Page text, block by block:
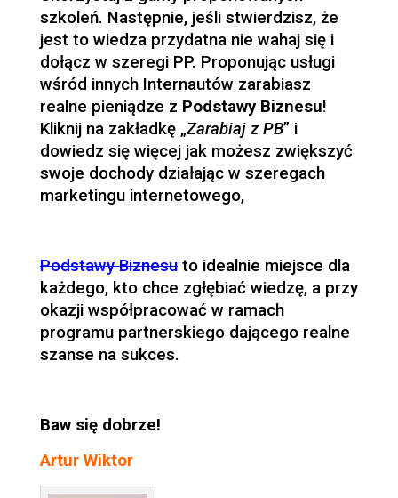
szkoleń. Następnie, jeśli stwierdzisz, że
jest to wiedza przydatna nie wahaj się i
dołącz w szeregi PP. Proponując usługi
wśród innych Internautów zarabiasz
realne pieniądze z Podstawy Biznesu!
Kliknij na zakładkę „Zarabiaj z PB” i
dowiedz się więcej jak możesz zwiększyć
swoje dochody działając w szeregach
marketingu internetowego,
Podstawy Biznesuto idealnie miejsce dla
każdego, kto chce zgłębiać wiedzę, a przy
okazji współpracować w ramach
programu partnerskiego dającego realne
szanse na sukces.
Baw się dobrze!
Artur Wiktor